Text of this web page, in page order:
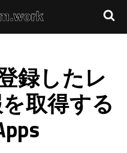
録したレ
取得する